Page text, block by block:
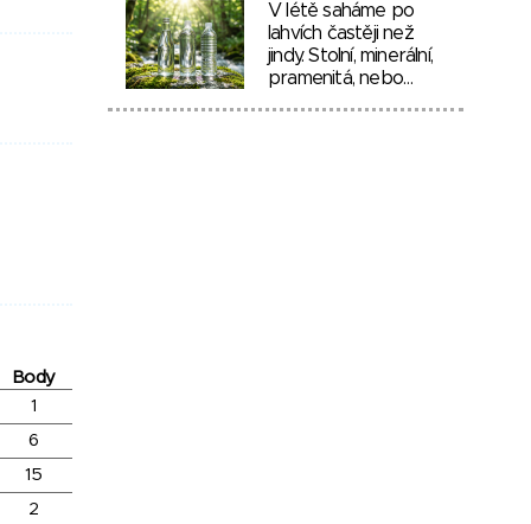
Body
1
6
15
2
V létě saháme po
lahvích častěji než
jindy. Stolní, minerální,
pramenitá, nebo…